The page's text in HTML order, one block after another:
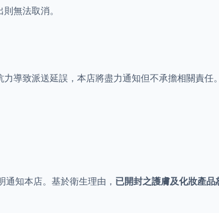
無法取消。
力導致派送延誤，本店將盡力通知但不承擔相關責任
通知本店。基於衛生理由， 已開封之護膚及化妝產品